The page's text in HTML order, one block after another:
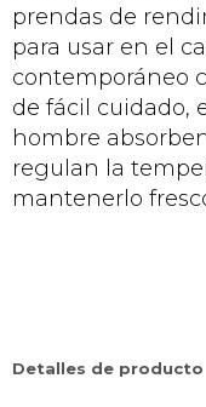
prendas de
para usar en el
contemporáneo
de fácil cuidado,
hombre
regulan la
mantenerlo
Detalles de producto